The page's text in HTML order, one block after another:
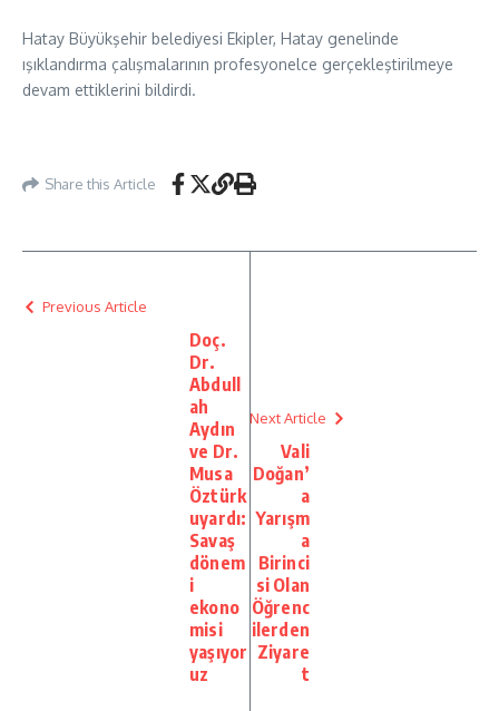
Hatay Büyükşehir belediyesi Ekipler, Hatay genelinde
ışıklandırma çalışmalarının profesyonelce gerçekleştirilmeye
devam ettiklerini bildirdi.
Share this Article
Previous Article
Doç.
Dr.
Abdull
ah
Aydın
ve Dr.
Musa
Öztürk
uyardı:
Savaş
dönem
i
ekono
misi
yaşıyor
uz
Next Article
Vali
Doğan’
a
Yarışm
a
Birinci
si Olan
Öğrenc
ilerden
Ziyare
t